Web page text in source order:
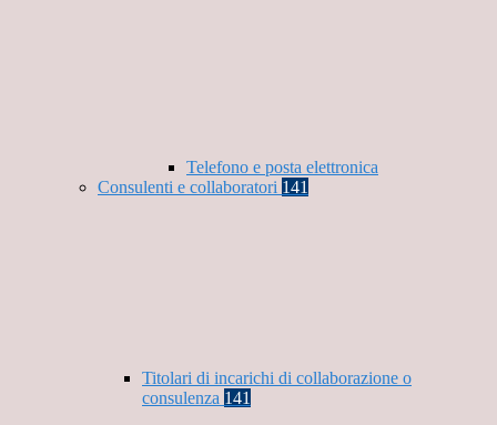
Telefono e posta elettronica
Consulenti e collaboratori 141
Titolari di incarichi di collaborazione o
consulenza 141